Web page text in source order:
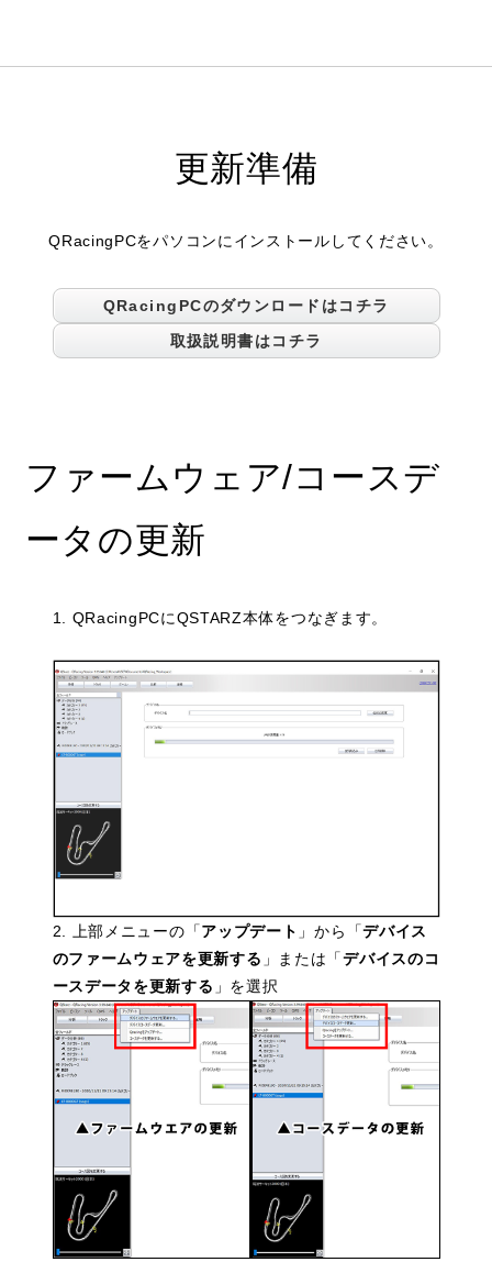
更新準備
QRacingPCをパソコンにインストールしてください。
QRacingPCのダウンロードはコチラ
取扱説明書はコチラ
ファームウェア/コースデ
ータの更新
1. QRacingPCにQSTARZ本体をつなぎます。
2. 上部メニューの「アップデート 」から「デバイス
のファームウェアを更新する 」または「デバイスのコ
ースデータを更新する 」を選択